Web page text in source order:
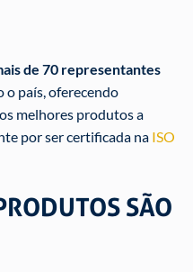
de 70 representantes
país, oferecendo
melhores produtos a
por ser certificada na ISO
SÃO